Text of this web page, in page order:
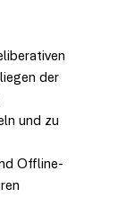
der
und zu
Offline-